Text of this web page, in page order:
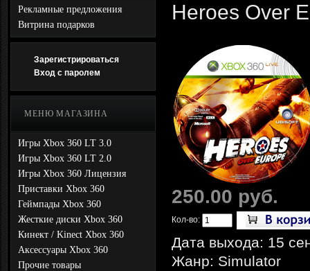
Рекламные предложения
Витрина подарков
Зарегистрироваться
Вход с паролем
МЕНЮ МАГАЗИНА
Игры Xbox 360 LT 3.0
Игры Xbox 360 LT 2.0
Игры Xbox 360 Лицензия
Приставки Xbox 360
Геймпады Xbox 360
Жесткие диски Xbox 360
Кинект / Kinect Xbox 360
Аксессуары Xbox 360
Прочие товары
Heroes Over
250.00 руб.
Кол-во:
Дата выхода: 15
Жанр: Simulator